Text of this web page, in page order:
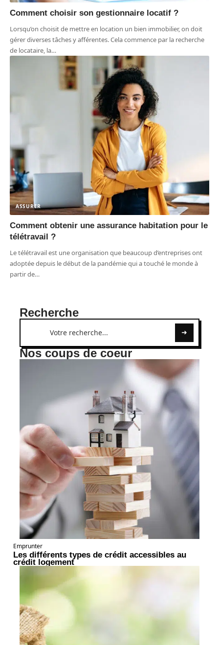
Comment choisir son gestionnaire locatif ?
Lorsqu’on choisit de mettre en location un bien immobilier, on doit
gérer diverses tâches y afférentes. Cela commence par la recherche
de locataire, la…
ASSURER
Comment obtenir une assurance habitation pour le
télétravail ?
Le télétravail est une organisation que beaucoup d’entreprises ont
adoptée depuis le début de la pandémie qui a touché le monde à
partir de…
Recherche
Nos coups de coeur
Emprunter
Les différents types de crédit accessibles au
crédit logement